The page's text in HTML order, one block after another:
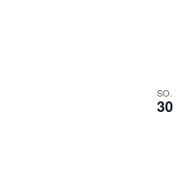
SO.
30